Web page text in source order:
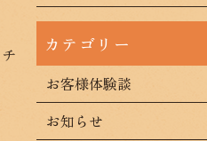
お客様体験談
お知らせ